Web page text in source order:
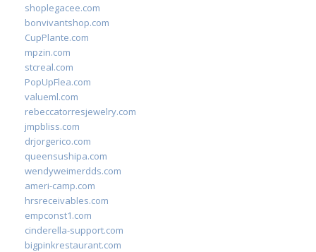
shoplegacee.com
bonvivantshop.com
CupPlante.com
mpzin.com
stcreal.com
PopUpFlea.com
valueml.com
rebeccatorresjewelry.com
jmpbliss.com
drjorgerico.com
queensushipa.com
wendyweimerdds.com
ameri-camp.com
hrsreceivables.com
empconst1.com
cinderella-support.com
bigpinkrestaurant.com